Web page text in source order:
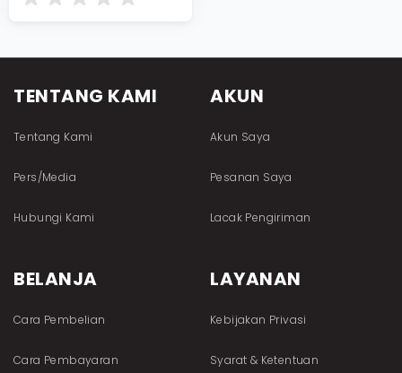
TENTANG KAMI
Tentang Kami
Pers/Media
Hubungi Kami
AKUN
Akun Saya
Pesanan Saya
Lacak Pengiriman
BELANJA
Cara Pembelian
Cara Pembayaran
LAYANAN
Kebijakan Privasi
Syarat & Ketentuan